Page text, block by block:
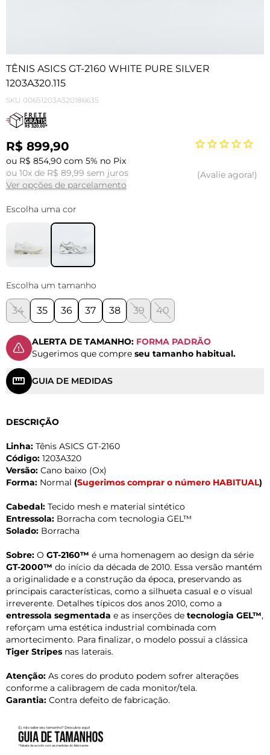
TÊNIS ASICS GT-2160 WHITE PURE SILVER
1203A320.115
SKU 00651203A320186635
R$ 899,90
ou R$ 854,90 com 5% no Pix
ou 10x de R$ 89,99 sem juros
Ver opções de parcelamento
Avalie agora!
Escolha uma cor
Escolha um tamanho
34 35 36 37 38 39 40
ALERTA DE TAMANHO: FORMA PADRÃO
Sugerimos que compre seu tamanho habitual.
GUIA DE MEDIDAS
DESCRIÇÃO
Linha: Tênis ASICS GT-2160
Código: 1203A320
Versão: Cano baixo (Ox)
Forma: Normal (Sugerimos comprar o número HABITUAL)
Cabedal: Tecido mesh e material sintético
Entressola: Borracha com tecnologia GEL™
Solado: Borracha
Sobre: O GT-2160™ é uma homenagem ao design da série
GT-2000™ do início da década de 2010. Essa versão mantém
a originalidade e a construção da época, preservando as
principais características, como a silhueta casual e o visual
irreverente. Detalhes típicos dos anos 2010, como a
entressola segmentada e as inserções de tecnologia GEL™,
reforçam uma estética industrial combinada com
amortecimento. Para finalizar, o modelo possui a clássica
Tiger Stripes nas laterais.
Atenção: As cores do produto podem sofrer alterações
conforme a calibragem de cada monitor/tela.
Garantia: Contra defeito de fabricação.